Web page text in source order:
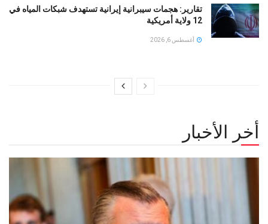
تقارير: هجمات سيبرانية إيرانية تستهدف شبكات المياه في
12 ولاية أمريكية
أغسطس 6, 2026
أخر الأخبار